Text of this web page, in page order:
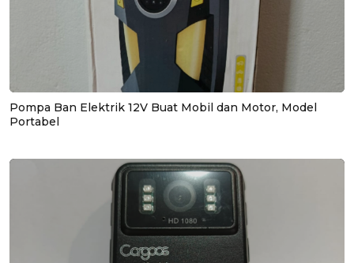
Pompa Ban Elektrik 12V Buat Mobil dan Motor, Model
Portabel